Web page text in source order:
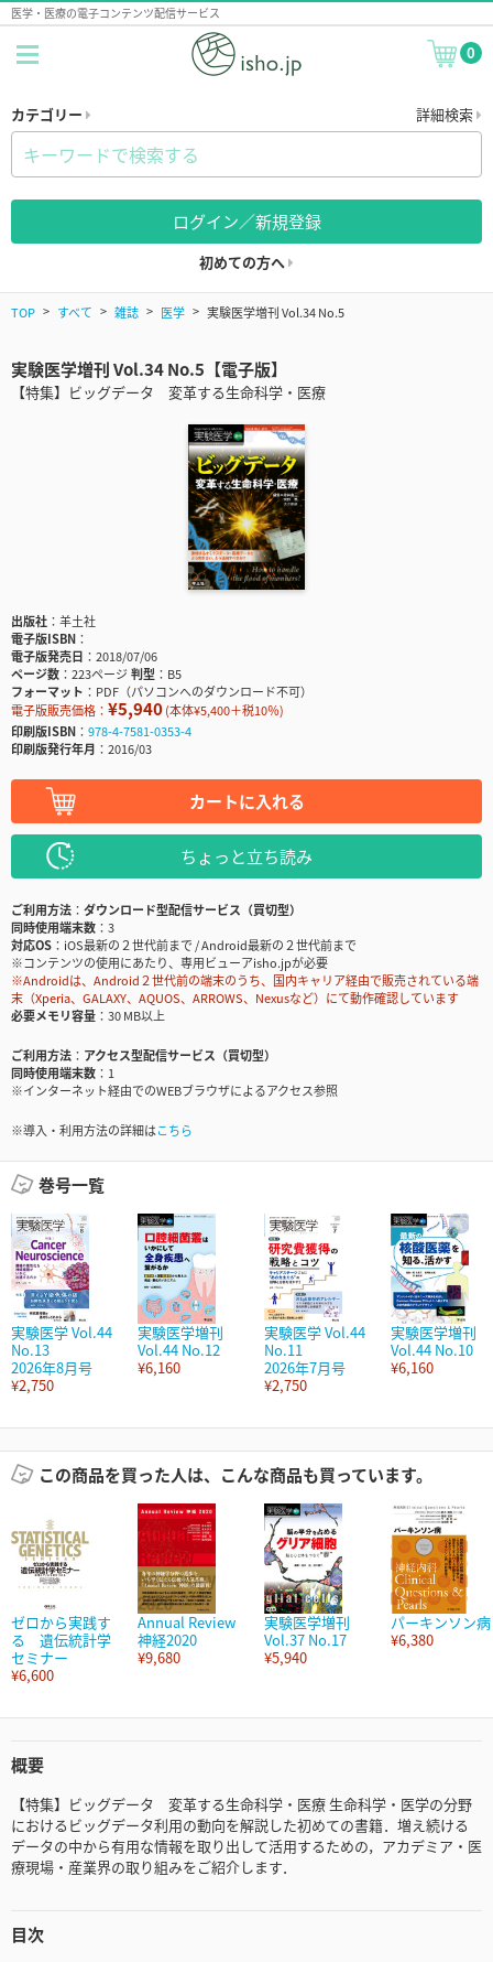
医学・医療の電子コンテンツ配信サービス
0
カテゴリー 詳細検索
ログイン／新規登録
初めての方へ
TOP すべて 雑誌 医学 実験医学増刊 Vol.34 No.5
実験医学増刊 Vol.34 No.5【電子版】
【特集】ビッグデータ 変革する生命科学・医療
出版社
羊土社
電子版ISBN
電子版発売日
2018/07/06
ページ数
223ページ判型
B5
フォーマット
PDF（パソコンへのダウンロード不可）
電子版販売価格： ¥5,940(本体¥5,400＋税10％)
印刷版ISBN
978-4-7581-0353-4
印刷版発行年月
2016/03
カートに入れる
ちょっと立ち読み
ご利用方法
ダウンロード型配信サービス（買切型）
同時使用端末数
3
対応OS
iOS最新の２世代前まで / Android最新の２世代前まで
※コンテンツの使用にあたり、専用ビューアisho.jpが必要
※Androidは、Android２世代前の端末のうち、国内キャリア経由で販売されている端
末（Xperia、GALAXY、AQUOS、ARROWS、Nexusなど）にて動作確認しています
必要メモリ容量
30 MB以上
ご利用方法
アクセス型配信サービス（買切型）
同時使用端末数
1
※インターネット経由でのWEBブラウザによるアクセス参照
※導入・利用方法の詳細はこちら
巻号一覧
実験医学 Vol.44
No.13
2026年8月号
¥2,750
実験医学増刊
Vol.44 No.12
¥6,160
実験医学 Vol.44
No.11
2026年7月号
¥2,750
実験医学増刊
Vol.44 No.10
¥6,160
この商品を買った人は、こんな商品も買っています。
ゼロから実践す
る 遺伝統計学
セミナー
¥6,600
Annual Review
神経2020
¥9,680
実験医学増刊
Vol.37 No.17
¥5,940
パーキンソン病
¥6,380
概要
【特集】ビッグデータ 変革する生命科学・医療 生命科学・医学の分野
におけるビッグデータ利用の動向を解説した初めての書籍．増え続ける
データの中から有用な情報を取り出して活用するための，アカデミア・医
療現場・産業界の取り組みをご紹介します．
目次